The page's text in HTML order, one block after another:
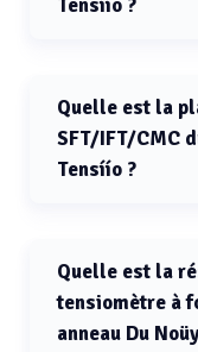
Tensíío ?
Quelle est la
SFT/IFT/CMC
Tensíío ?
Quelle est la
tensiomètre à
anneau Du